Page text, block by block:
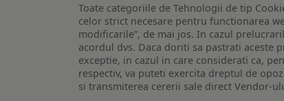
Toate categoriile de Tehnologii de tip
celor strict necesare pentru functionarea
modificarile”, de mai jos. In cazul
acordul dvs. Daca doriti sa pastrati aceste
exceptie, in cazul in care considerati ca,
respectiv, va puteti exercita dreptul de
si transmiterea cererii sale direct Vendor-